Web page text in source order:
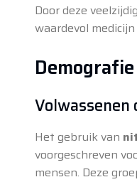
Door deze
waardevol
Volwassenen
Het gebruik van
voorgeschreven
mensen. Deze